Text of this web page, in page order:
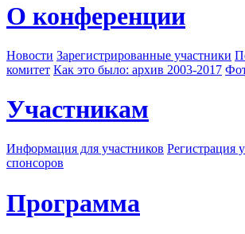
О конференции
Новости Зарегистрированные участники
комитет Как это было: архив 2003-2017
Участникам
Информация для участников Регистрация
спонсоров
Программа